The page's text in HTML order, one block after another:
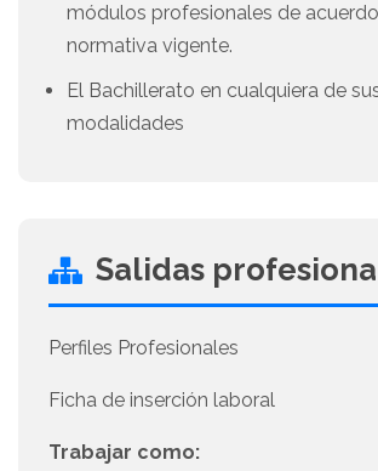
módulos profesionales de
normativa vigente.
El Bachillerato en cualquiera de
modalidades
Salidas
Perfiles Profesionales
Ficha de inserción laboral
Trabajar como: